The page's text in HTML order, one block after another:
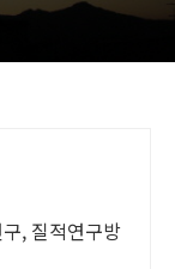
, 질적연구방